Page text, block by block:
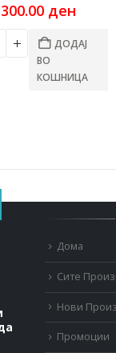
ден
ДОДАЈ
ВО
КОШНИЦА
Дома
Сите
Нови
Промоции